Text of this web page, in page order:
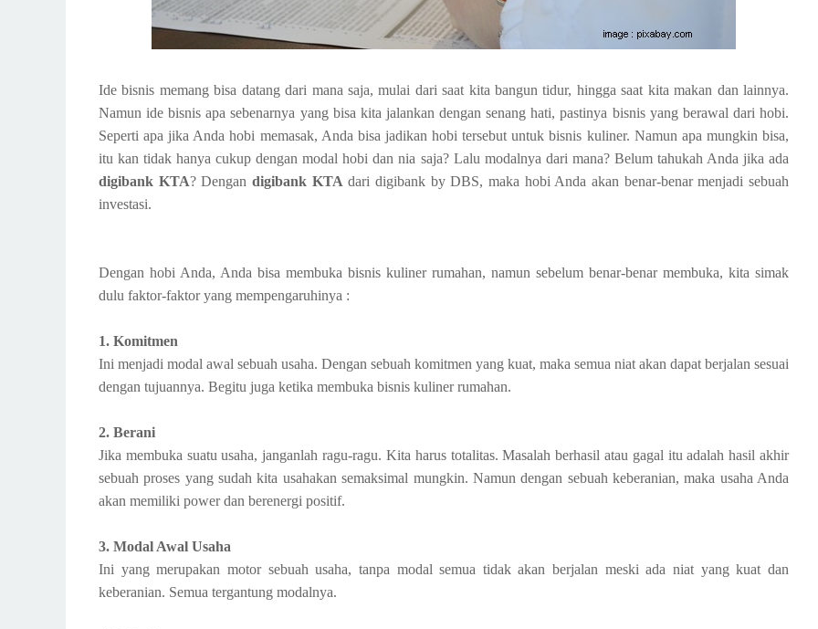
Ide bisnis memang bisa datang dari mana saja, mulai dari saat kita bangun tidur, hingga saat kita makan dan lainnya.
Namun ide bisnis apa sebenarnya yang bisa kita jalankan dengan senang hati, pastinya bisnis yang berawal dari hobi.
Seperti apa jika Anda hobi memasak, Anda bisa jadikan hobi tersebut untuk bisnis kuliner. Namun apa mungkin bisa,
itu kan tidak hanya cukup dengan modal hobi dan nia saja? Lalu modalnya dari mana? Belum tahukah Anda jika ada
digibank KTA? Dengandigibank KTA dari digibank by DBS, maka hobi Anda akan benar-benar menjadi sebuah
investasi.
Dengan hobi Anda, Anda bisa membuka bisnis kuliner rumahan, namun sebelum benar-benar membuka, kita simak
dulu faktor-faktor yang mempengaruhinya :
1. Komitmen
Ini menjadi modal awal sebuah usaha. Dengan sebuah komitmen yang kuat, maka semua niat akan dapat berjalan sesuai
dengan tujuannya. Begitu juga ketika membuka bisnis kuliner rumahan.
2. Berani
Jika membuka suatu usaha, janganlah ragu-ragu. Kita harus totalitas. Masalah berhasil atau gagal itu adalah hasil akhir
sebuah proses yang sudah kita usahakan semaksimal mungkin. Namun dengan sebuah keberanian, maka usaha Anda
akan memiliki power dan berenergi positif.
3. Modal Awal Usaha
Ini yang merupakan motor sebuah usaha, tanpa modal semua tidak akan berjalan meski ada niat yang kuat dan
keberanian. Semua tergantung modalnya.